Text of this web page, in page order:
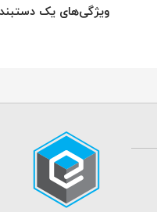
ویژگی‌های یک